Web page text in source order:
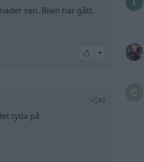
sen. Bilen har gått
All reactions
#2
tyda på